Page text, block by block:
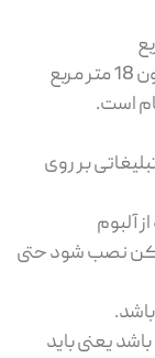
بر روی
آلبوم
کن نصب شود حتی
یعنی باید